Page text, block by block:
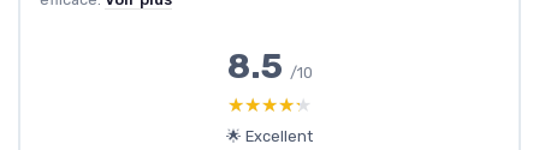
8.5 /10
★★★★★
★★★★★
🌟 Excellent